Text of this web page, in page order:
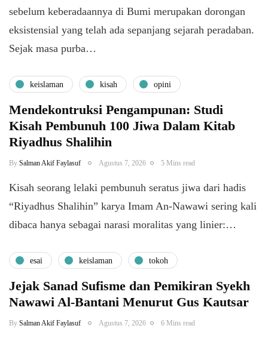
sebelum keberadaannya di Bumi merupakan dorongan
eksistensial yang telah ada sepanjang sejarah peradaban.
Sejak masa purba…
keislaman kisah opini
Mendekontruksi Pengampunan: Studi
Kisah Pembunuh 100 Jiwa Dalam Kitab
Riyadhus Shalihin
By Salman Akif Faylasuf Agustus 7, 2026 5 Mins read
Kisah seorang lelaki pembunuh seratus jiwa dari hadis
“Riyadhus Shalihin” karya Imam An-Nawawi sering kali
dibaca hanya sebagai narasi moralitas yang linier:…
esai keislaman tokoh
Jejak Sanad Sufisme dan Pemikiran Syekh
Nawawi Al-Bantani Menurut Gus Kautsar
By Salman Akif Faylasuf Agustus 7, 2026 6 Mins read